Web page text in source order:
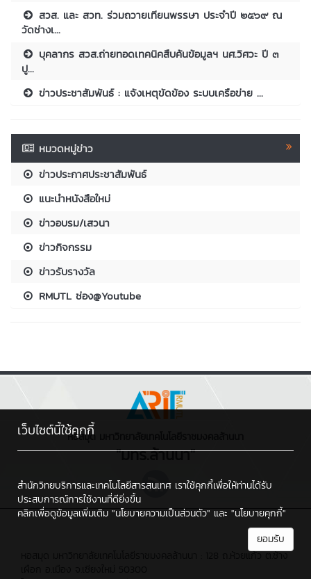
สวส. และ สวท. ร่วมถวายเทียนพรรษา ประจำปี ๒๕๖๙ ณ
วัดช่างเ...
บุคลากร สวส.ถ่ายทอดเทคนิคสืบค้นข้อมูลฯ นศ.วิศวะ ปี ๓
ปู...
ข่าวประชาสัมพันธ์ : แจ้งเหตุขัดข้อง ระบบเครือข่าย ...
หมวดหมู่ข่าว
ข่าวประกาศประชาสัมพันธ์
แนะนำหนังสือใหม่
ข่าวอบรม/เสวนา
ข่าวกิจกรรม
ข่าวรับรางวัล
RMUTL ช่อง@Youtube
หอสมุด มหาวิทยาลัยเทคโนโลยีราชมงคลล้านนา
"มทร.ล้านนา"
หอสมุด มหาวิทยาลัยเทคโนโลยีราชมงคลล้านนา : 128 ถ.ห้วยแก้ว ต.ช้าง
เว็บไซต์นี้ใช้คุกกี้
สำนักวิทยบริการและเทคโนโลยีสารสนเทศ เราใช้คุกกี้เพื่อให้ท่านได้รับ
ประสบการณ์การใช้งานที่ดียิ่งขึ้น
คลิกเพื่อดูข้อมูลเพิ่มเติม "นโยบายความเป็นส่วนตัว" และ "นโยบายคุกกี้"
ยอมรับ